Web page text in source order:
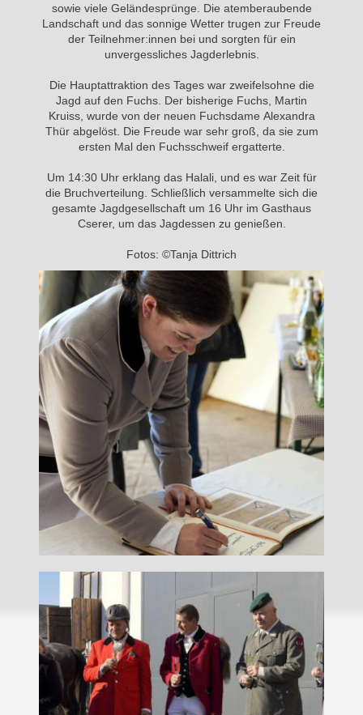
sowie viele Geländesprünge. Die atemberaubende
Landschaft und das sonnige Wetter trugen zur Freude
der Teilnehmer:innen bei und sorgten für ein
unvergessliches Jagderlebnis.
Die Hauptattraktion des Tages war zweifelsohne die
Jagd auf den Fuchs. Der bisherige Fuchs, Martin
Kruiss, wurde von der neuen Fuchsdame Alexandra
Thür abgelöst. Die Freude war sehr groß, da sie zum
ersten Mal den Fuchsschweif ergatterte.
Um 14:30 Uhr erklang das Halali, und es war Zeit für
die Bruchverteilung. Schließlich versammelte sich die
gesamte Jagdgesellschaft um 16 Uhr im Gasthaus
Cserer, um das Jagdessen zu genießen.
Fotos: ©Tanja Dittrich